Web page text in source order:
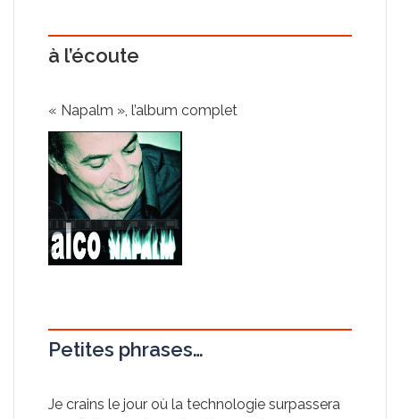
à l’écoute
« Napalm », l’album complet
Petites phrases…
Je crains le jour où la technologie surpassera